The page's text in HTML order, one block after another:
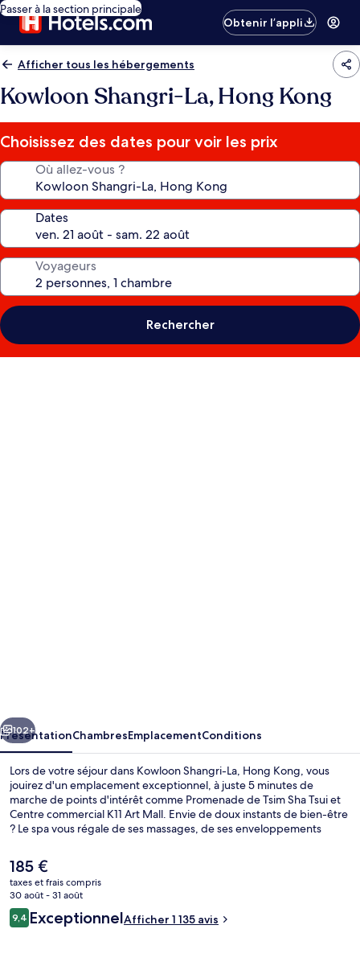
Passer à la section principale
Obtenir l’appli
Afficher tous les hébergements
Kowloon Shangri-La, Hong Kong
Choisissez des dates pour voir les prix
Où allez-vous ?
Dates
Voyageurs
Rechercher
Kong
Suivant
102+
PrésentationChambresEmplacementConditions
Lors de votre séjour dans Kowloon Shangri-La, Hong Kong, vous
jouirez d'un emplacement exceptionnel, à juste 5 minutes de
marche de points d'intérêt comme Promenade de Tsim Sha Tsui et
Centre commercial K11 Art Mall. Envie de doux instants de bien-être
? Le spa vous régale de ses massages, de ses enveloppements
l'établissement Angelini vous ouvre ses portes pour le déjeuner et le
dîner et vous propose des spécialités Cuisine italienne. Parmi les
autres avantages de cet hôtel de luxe, on trouve une piscine
couverte, un bar / salon et un centre de remise en forme, l'idéal
pour des vacances sans soucis. Les autres voyageurs ne tarissent pas
d'éloges en ce qui concerne le personnel attentionné et
Le
prix
actuel
est
de
185 €
taxes et frais compris
30 août - 31 août
Avis
voyageurs
9,49,4 sur 10
ExceptionnelAfficher 1 135 avis